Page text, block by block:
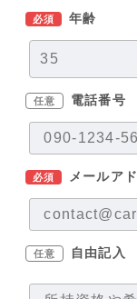
必須 年齢
任意 電話番号
必須 メールア
任意 自由記入